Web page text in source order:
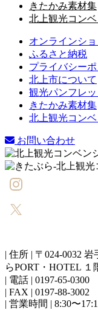
きたかみ素材集
北上観光コン
オンラインシ
ふるさと納税
プライバシー
北上市について
観光パンフレッ
きたかみ素材集
北上観光コン
お問い合わせ
| 住所 | 〒024-0032
らPORT・HOTEL １
| 電話 | 0197-65-0300
| FAX | 0197-88-3002
| 営業時間 | 8:30〜